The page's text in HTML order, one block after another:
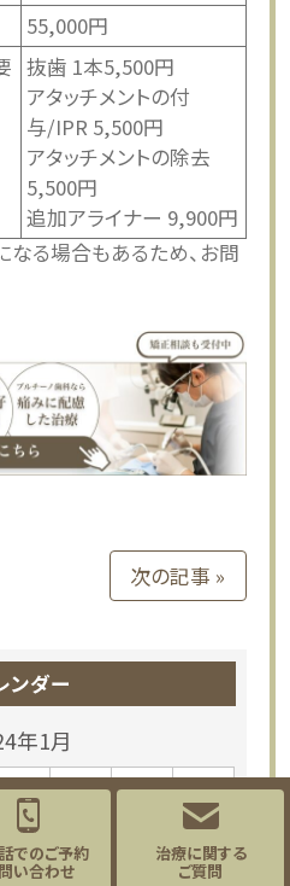
でのご予約
い合わせ
治療に関する
ご質問
55,000円
抜歯 1本5,500円
アタッチメントの付
与/IPR 5,500円
アタッチメントの除去
5,500円
追加アライナー 9,900円
る場合もあるため、お問
次の記事 »
ンダー
年1月
木 金 土
日
4 5
7